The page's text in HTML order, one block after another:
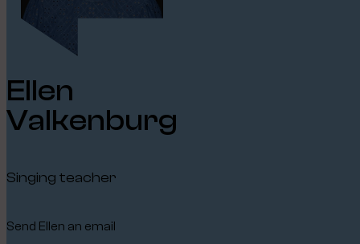
Ellen
Valkenburg
Singing teacher
Send Ellen an email